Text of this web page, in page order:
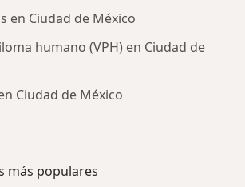
en Ciudad de México
humano (VPH) en Ciudad de
Ciudad de México
más populares